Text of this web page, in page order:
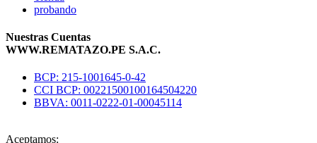
probando
Nuestras Cuentas
WWW.REMATAZO.PE S.A.C.
BCP: 215-1001645-0-42
CCI BCP: 00221500100164504220
BBVA: 0011-0222-01-00045114
Aceptamos: